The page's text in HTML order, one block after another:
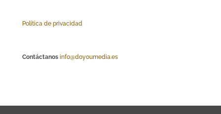
Política de privacidad
Contáctanos info@doyoumedia.es